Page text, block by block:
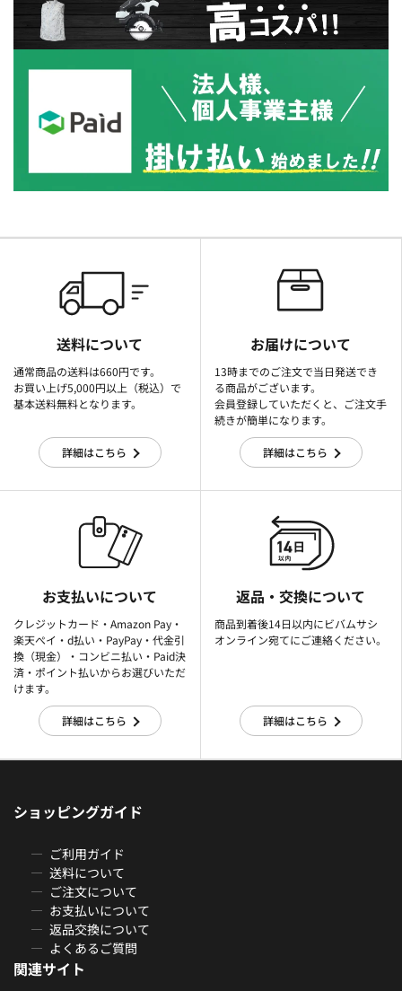
送料について
通常商品の送料は660円です。
お買い上げ5,000円以上（税込）で
基本送料無料となります。
詳細はこちら
お届けについて
13時までのご注文で当日発送でき
る商品がございます。
会員登録していただくと、ご注文手
続きが簡単になります。
詳細はこちら
お支払いについて
クレジットカード・Amazon Pay・
楽天ぺイ・d払い・PayPay・代金引
換（現金）・コンビニ払い・Paid決
済・ポイント払いからお選びいただ
けます。
詳細はこちら
返品・交換について
商品到着後14日以内にビバムサシ
オンライン宛てにご連絡ください。
詳細はこちら
ショッピングガイド
ご利用ガイド
送料について
ご注文について
お支払いについて
返品交換について
よくあるご質問
関連サイト